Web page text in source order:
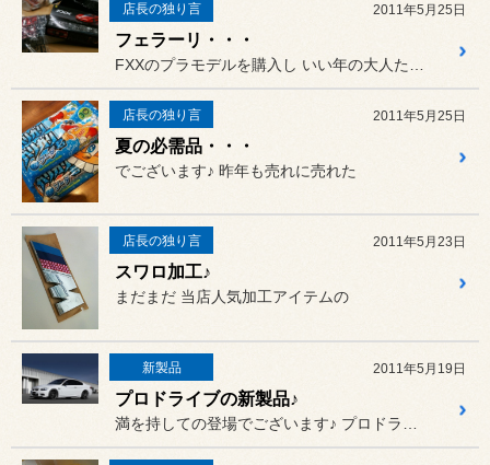
店長の独り言 2011年5月25日
フェラーリ・・・
店長の独り言 2011年5月25日
夏の必需品・・・
でございます♪ 昨年も売れに売れた
店長の独り言 2011年5月23日
スワロ加工♪
まだまだ 当店人気加工アイテムの
新製品 2011年5月19日
プロドライブの新製品♪